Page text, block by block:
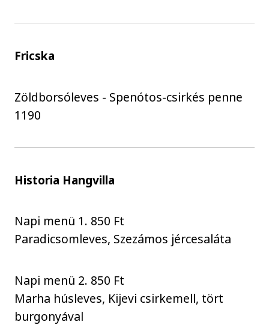
Fricska
Zöldborsóleves - Spenótos-csirkés penne
1190
Historia Hangvilla
Napi menü 1. 850 Ft
Paradicsomleves, Szezámos jércesaláta
Napi menü 2. 850 Ft
Marha húsleves, Kijevi csirkemell, tört
burgonyával